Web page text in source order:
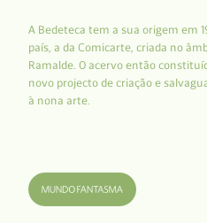
A Bedeteca tem a sua origem em
país, a da Comicarte, criada no
Ramalde. O acervo então
novo projecto de criação e
à nona arte.